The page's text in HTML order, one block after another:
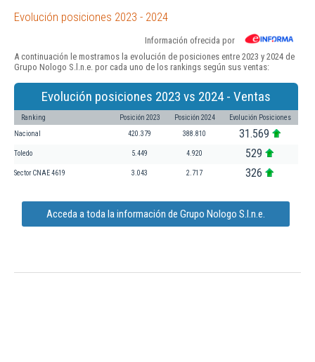
Evolución posiciones 2023 - 2024
Información ofrecida por
A continuación le mostramos la evolución de posiciones entre 2023 y 2024 de
Grupo Nologo S.l.n.e. por cada uno de los rankings según sus ventas:
Evolución posiciones 2023 vs 2024 - Ventas
Ranking Posición 2023 Posición 2024 Evolución Posiciones
Nacional 420.379 388.810 31.569
Toledo 5.449 4.920 529
Sector CNAE 4619 3.043 2.717 326
Acceda a toda la información de Grupo Nologo S.l.n.e.